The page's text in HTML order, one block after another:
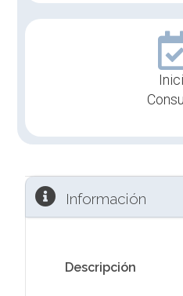
Información
Descripción